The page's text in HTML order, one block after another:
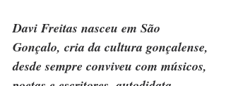
Davi Freitas nasceu em São
Gonçalo, cria da cultura gonçalense,
desde sempre conviveu com músicos,